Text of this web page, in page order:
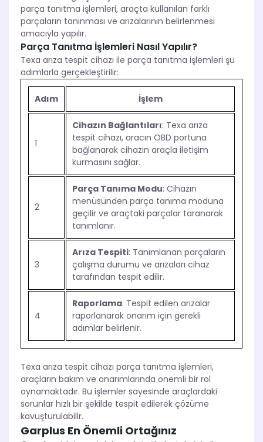
parça tanıtma işlemleri, araçta kullanılan farklı
parçaların tanınması ve arızalarının belirlenmesi
amacıyla yapılır.
Parça Tanıtma İşlemleri Nasıl Yapılır?
Texa arıza tespit cihazı ile parça tanıtma işlemleri şu
adımlarla gerçekleştirilir:
Adım İşlem
1
Cihazın Bağlantıları: Texa arıza
tespit cihazı, aracın OBD portuna
bağlanarak cihazın araçla iletişim
kurmasını sağlar.
2
Parça Tanıma Modu: Cihazın
menüsünden parça tanıma moduna
geçilir ve araçtaki parçalar taranarak
tanımlanır.
3
Arıza Tespiti: Tanımlanan parçaların
çalışma durumu ve arızaları cihaz
tarafından tespit edilir.
4
Raporlama: Tespit edilen arızalar
raporlanarak onarım için gerekli
adımlar belirlenir.
Texa arıza tespit cihazı parça tanıtma işlemleri,
araçların bakım ve onarımlarında önemli bir rol
oynamaktadır. Bu işlemler sayesinde araçlardaki
sorunlar hızlı bir şekilde tespit edilerek çözüme
kavuşturulabilir.
Garplus En Önemli Ortağınız